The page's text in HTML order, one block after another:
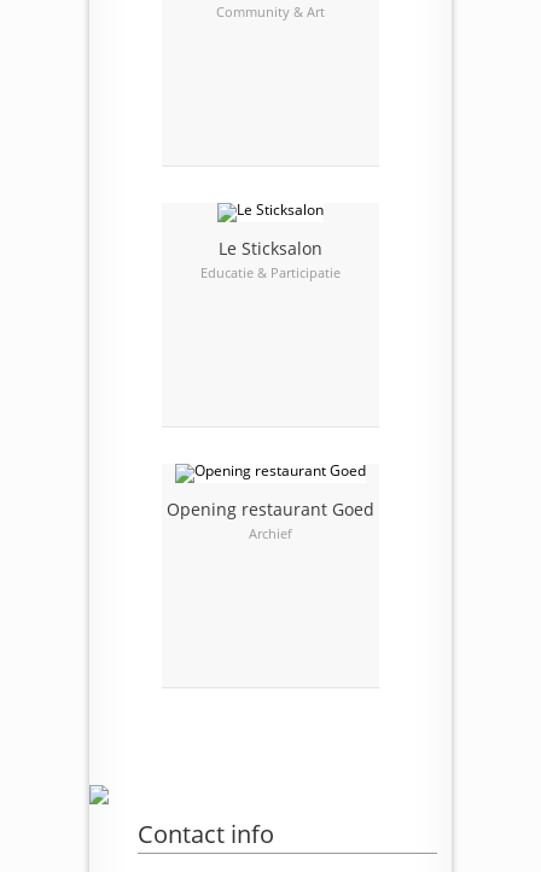
Community & Art
Le Sticksalon
Educatie & Participatie
Opening restaurant Goed
Archief
Contact info